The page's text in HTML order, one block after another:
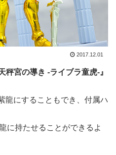
2017.12.01
天秤宮の導き -ライブラ童虎-』
龍にすることもでき、付属ハ
に持たせることができるよ